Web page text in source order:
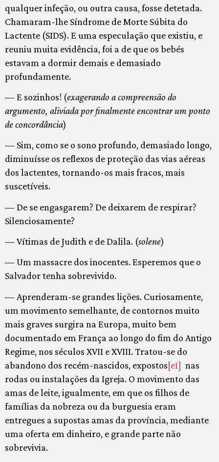
qualquer infeção, ou outra causa, fosse detetada.
Chamaram-lhe Síndrome de Morte Súbita do
Lactente (SIDS). E uma especulação que existiu, e
reuniu muita evidência, foi a de que os bebés
estavam a dormir demais e demasiado
profundamente.
— E sozinhos! (exagerando a compreensão do
argumento, aliviada por finalmente encontrar um ponto
de concordância)
— Sim, como se o sono profundo, demasiado longo,
diminuísse os reflexos de proteção das vias aéreas
dos lactentes, tornando-os mais fracos, mais
suscetíveis.
— De se engasgarem? De deixarem de respirar?
Silenciosamente?
— Vítimas de Judith e de Dalila. (solene)
— Um massacre dos inocentes. Esperemos que o
Salvador tenha sobrevivido.
— Aprenderam-se grandes lições. Curiosamente,
um movimento semelhante, de contornos muito
mais graves surgira na Europa, muito bem
documentado em França ao longo do fim do Antigo
Regime, nos séculos XVII e XVIII. Tratou-se do
abandono dos recém-nascidos, expostos[e1] nas
rodas ou instalações da Igreja. O movimento das
amas de leite, igualmente, em que os filhos de
famílias da nobreza ou da burguesia eram
entregues a supostas amas da província, mediante
uma oferta em dinheiro, e grande parte não
sobrevivia.